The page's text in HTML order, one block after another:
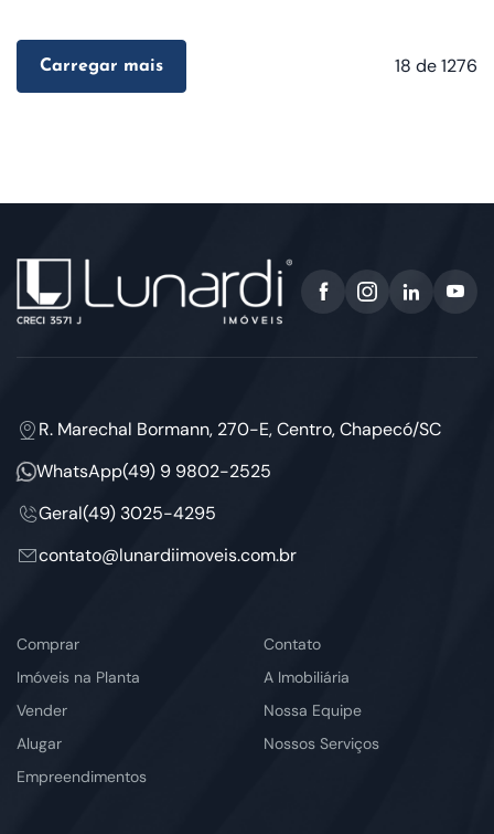
Carregar mais 18 de 1276
R. Marechal Bormann, 270-E, Centro, Chapecó/SC
WhatsApp(49) 9 9802-2525
Geral(49) 3025-4295
contato@lunardiimoveis.com.br
Comprar
Imóveis na Planta
Vender
Alugar
Empreendimentos
Contato
A Imobiliária
Nossa Equipe
Nossos Serviços